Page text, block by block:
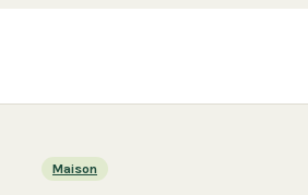
Maison